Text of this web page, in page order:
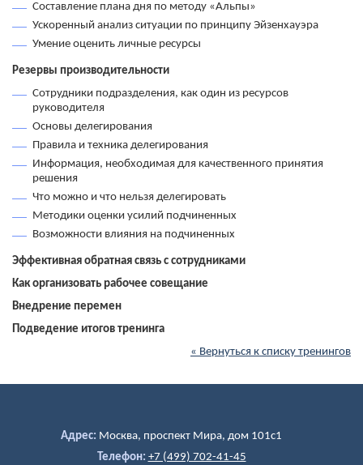
Составление плана дня по методу «Альпы»
Ускоренный анализ ситуации по принципу Эйзенхауэра
Умение оценить личные ресурсы
Резервы производительности
Сотрудники подразделения, как один из ресурсов
руководителя
Основы делегирования
Правила и техника делегирования
Информация, необходимая для качественного принятия
решения
Что можно и что нельзя делегировать
Методики оценки усилий подчиненных
Возможности влияния на подчиненных
Эффективная обратная связь с сотрудниками
Как организовать рабочее совещание
Внедрение перемен
Подведение итогов тренинга
« Вернуться к списку тренингов
Адрес: Москва, проспект Мира, дом 101c1
Телефон: +7 (499) 702-41-45